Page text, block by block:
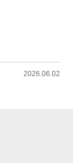
2026.06.02